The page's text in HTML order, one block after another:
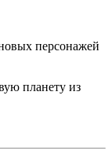
планету из